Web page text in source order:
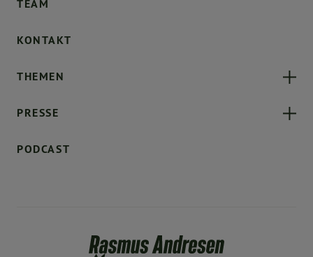
TEAM
KONTAKT
THEMEN
PRESSE
PODCAST